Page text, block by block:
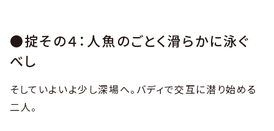
●掟その４：人魚のごとく滑らかに泳ぐ
べし
そしていよいよ少し深場へ。バディで交互に潜り始める
二人。